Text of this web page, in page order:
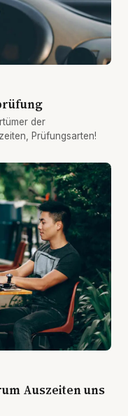
der
Prüfungsarten!
Auszeiten uns